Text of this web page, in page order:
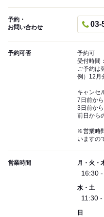
予約・
お問い合わせ
03-
予約可否
予約可
受付時間
ご予約は
例）12月
キャンセ
7日前か
3日前か
前日から
※営業時
いますの
営業時間 月・火・
16:30
水・土
11:30
日